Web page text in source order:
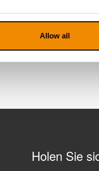
Allow all
Holen Sie